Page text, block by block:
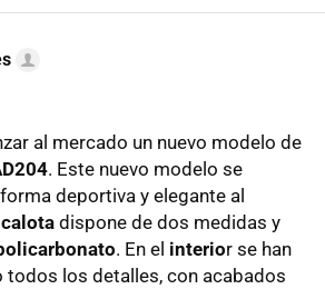
al mercado un nuevo modelo de
. Este nuevo modelo se
deportiva y elegante al
calota dispone de dos medidas y
. En el interior se han
todos los detalles, con acabados